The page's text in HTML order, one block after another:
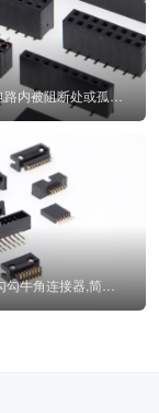
排母连接器Female Header，排母连接器作用是在电路内被阻断处或孤立不通...